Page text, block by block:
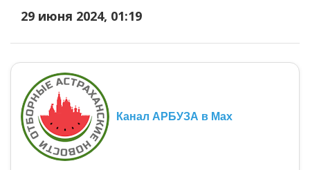
29 июня 2024, 01:19
Канал АРБУЗА в Max